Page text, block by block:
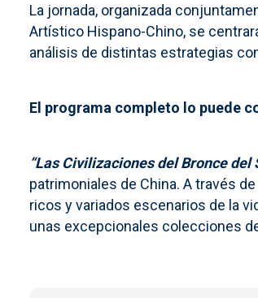
La jornada, organizada
Artístico Hispano-Chino, se
análisis de distintas estrategias
El programa completo lo puede
“Las Civilizaciones del Bronce del
patrimoniales de China. A través
ricos y variados escenarios de la
unas excepcionales colecciones